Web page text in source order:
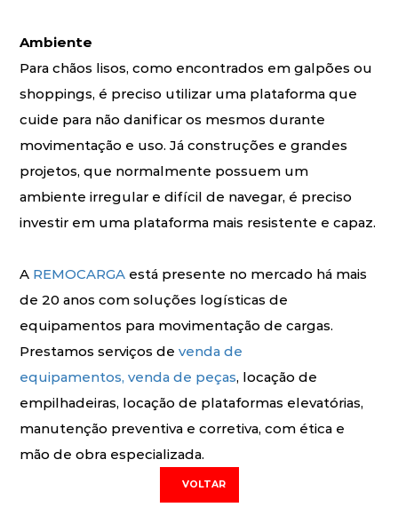
Ambiente
Para chãos lisos, como encontrados em galpões ou
shoppings, é preciso utilizar uma plataforma que
cuide para não danificar os mesmos durante
movimentação e uso. Já construções e grandes
projetos, que normalmente possuem um
ambiente irregular e difícil de navegar, é preciso
investir em uma plataforma mais resistente e capaz.
A REMOCARGA está presente no mercado há mais
de 20 anos com soluções logísticas de
equipamentos para movimentação de cargas.
Prestamos serviços devenda de
equipamentos, venda de peças, locação de
empilhadeiras, locação de plataformas elevatórias,
manutenção preventiva e corretiva, com ética e
mão de obra especializada.
VOLTAR